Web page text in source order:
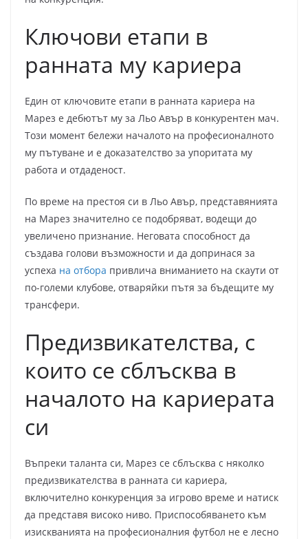
Ключови етапи в
ранната му кариера
Един от ключовите етапи в ранната кариера на
Марез е дебютът му за Льо Авър в конкурентен мач.
Този момент бележи началото на професионалното
му пътуване и е доказателство за упоритата му
работа и отдаденост.
По време на престоя си в Льо Авър, представянията
на Марез значително се подобряват, водещи до
увеличено признание. Неговата способност да
създава голови възможности и да допринася за
успеха на отбора привлича вниманието на скаути от
по-големи клубове, отваряйки пътя за бъдещите му
трансфери.
Предизвикателства, с
които се сблъсква в
началото на кариерата
си
Въпреки таланта си, Марез се сблъсква с няколко
предизвикателства в ранната си кариера,
включително конкуренция за игрово време и натиск
да представя високо ниво. Приспособяването към
изискванията на професионалния футбол не е лесно